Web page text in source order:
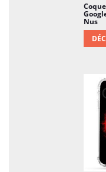
Nus